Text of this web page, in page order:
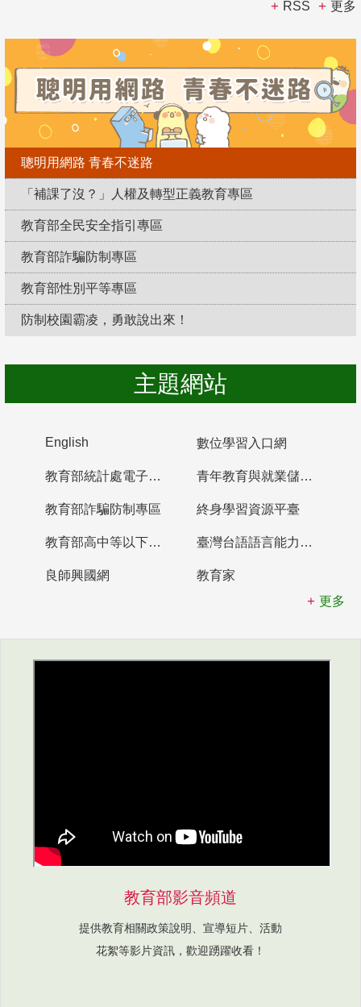
RSS 更多
聰明用網路 青春不迷路
「補課了沒？」人權及轉型正義教育專區
教育部全民安全指引專區
教育部詐騙防制專區
教育部性別平等專區
防制校園霸凌，勇敢說出來！
主題網站
English 數位學習入口網
教育部統計處電子書櫃 青年教育與就業儲蓄帳戶
教育部詐騙防制專區 終身學習資源平臺
教育部高中等以下學校及幼兒園教師資格檢定考試 臺灣台語語言能力認證網站
良師興國網
教育家
更多
教育部影音頻道
提供教育相關政策說明、宣導短片、活動
花絮等影片資訊，歡迎踴躍收看！